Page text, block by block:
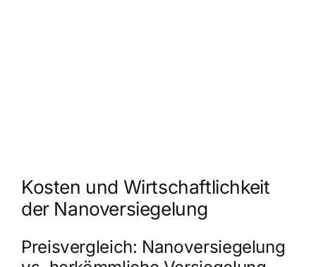
Kosten und Wirtschaftlichkeit
der Nanoversiegelung
Preisvergleich: Nanoversiegelung